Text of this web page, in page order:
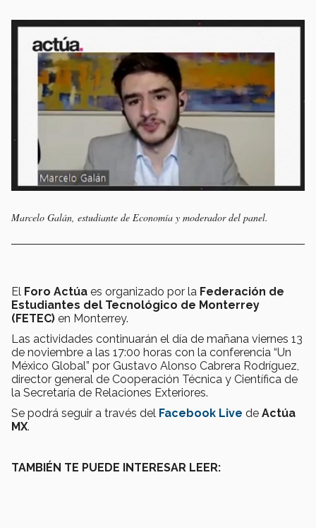
Marcelo Galán, estudiante de Economía y moderador del panel.
El Foro Actúa es organizado por la Federación de
Estudiantes del Tecnológico de Monterrey
(FETEC) en Monterrey.
Las actividades continuarán el día de mañana viernes 13
de noviembre a las 17:00 horas con la conferencia “Un
México Global” por Gustavo Alonso Cabrera Rodríguez,
director general de Cooperación Técnica y Científica de
la Secretaría de Relaciones Exteriores.
Se podrá seguir a través del Facebook Live de Actúa
MX.
TAMBIÉN TE PUEDE INTERESAR LEER: